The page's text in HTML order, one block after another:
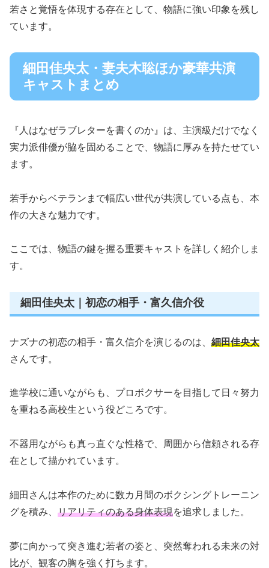
若さと覚悟を体現する存在として、物語に強い印象を残し
ています。
細田佳央太・妻夫木聡ほか豪華共演
キャストまとめ
『人はなぜラブレターを書くのか』は、主演級だけでなく
実力派俳優が脇を固めることで、物語に厚みを持たせてい
ます。
若手からベテランまで幅広い世代が共演している点も、本
作の大きな魅力です。
ここでは、物語の鍵を握る重要キャストを詳しく紹介しま
す。
細田佳央太｜初恋の相手・富久信介役
ナズナの初恋の相手・富久信介を演じるのは、 細田佳央太
さんです。
進学校に通いながらも、プロボクサーを目指して日々努力
を重ねる高校生という役どころです。
不器用ながらも真っ直ぐな性格で、周囲から信頼される存
在として描かれています。
細田さんは本作のために数カ月間のボクシングトレーニン
グを積み、 リアリティのある身体表現を追求しました。
夢に向かって突き進む若者の姿と、突然奪われる未来の対
比が、観客の胸を強く打ちます。